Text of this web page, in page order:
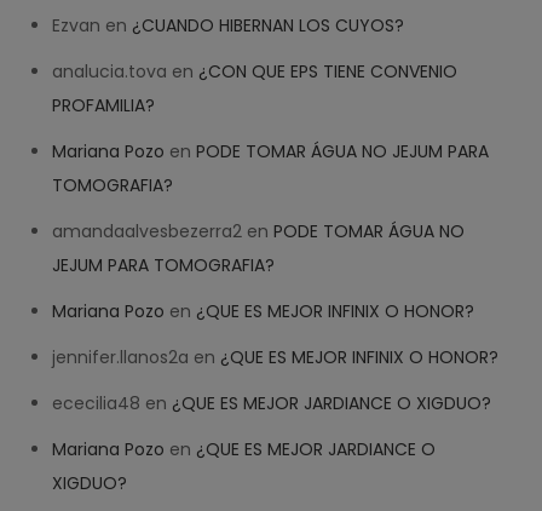
Ezvan en ¿CUANDO HIBERNAN LOS CUYOS?
analucia.tova en ¿CON QUE EPS TIENE CONVENIO
PROFAMILIA?
Mariana Pozo enPODE TOMAR ÁGUA NO JEJUM PARA
TOMOGRAFIA?
amandaalvesbezerra2 enPODE TOMAR ÁGUA NO
JEJUM PARA TOMOGRAFIA?
Mariana Pozo en ¿QUE ES MEJOR INFINIX O HONOR?
jennifer.llanos2a en ¿QUE ES MEJOR INFINIX O HONOR?
ececilia48 en ¿QUE ES MEJOR JARDIANCE O XIGDUO?
Mariana Pozo en ¿QUE ES MEJOR JARDIANCE O
XIGDUO?